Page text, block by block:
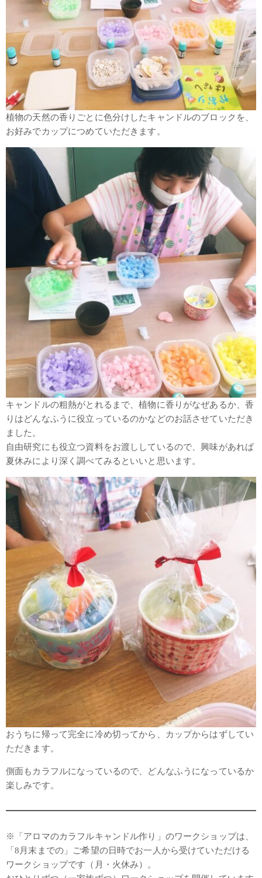
植物の天然の香りごとに色分けしたキャンドルのブロックを、
お好みでカップにつめていただきます。
キャンドルの粗熱がとれるまで、植物に香りがなぜあるか、香
りはどんなふうに役立っているのかなどのお話させていただき
ました。
自由研究にも役立つ資料をお渡ししているので、興味があれば
夏休みにより深く調べてみるといいと思います。
おうちに帰って完全に冷め切ってから、カップからはずしてい
ただきます。
側面もカラフルになっているので、どんなふうになっているか
楽しみです。
※「アロマのカラフルキャンドル作り」のワークショップは、
「8月末までの」ご希望の日時でお一人から受けていただける
ワークショップです（月・火休み）。